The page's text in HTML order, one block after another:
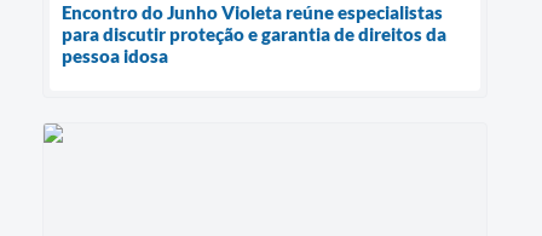
Encontro do Junho Violeta reúne especialistas
para discutir proteção e garantia de direitos da
pessoa idosa